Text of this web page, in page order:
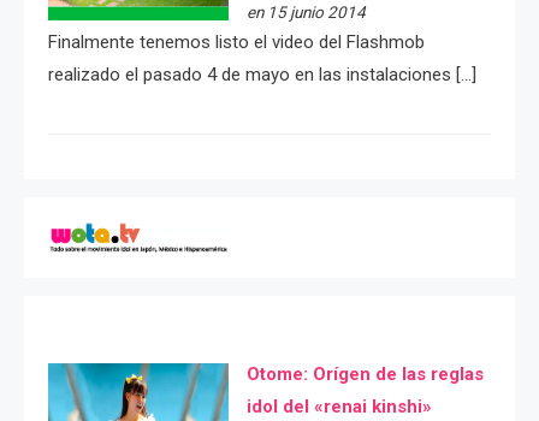
en 15 junio 2014
Finalmente tenemos listo el video del Flashmob
realizado el pasado 4 de mayo en las instalaciones […]
Otome: Orígen de las reglas
idol del «renai kinshi»